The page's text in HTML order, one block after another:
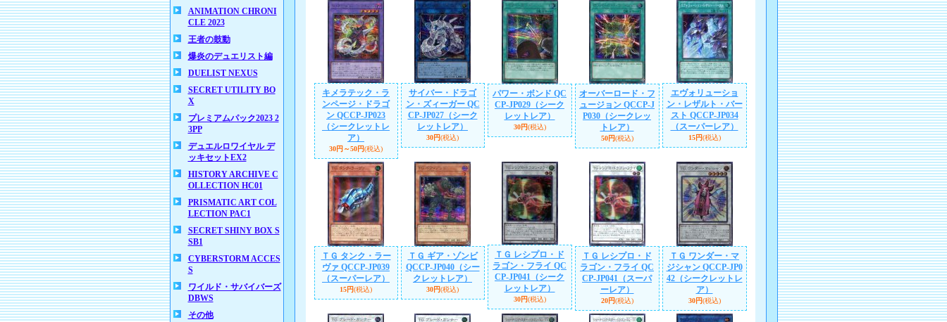
ANIMATION CHRONI
CLE 2023
王者の鼓動
爆炎のデュエリスト編
DUELIST NEXUS
SECRET UTILITY BO
X
プレミアムパック2023 2
3PP
デュエルロワイヤル デ
ッキセットEX2
HISTORY ARCHIVE C
OLLECTION HC01
PRISMATIC ART COL
LECTION PAC1
SECRET SHINY BOX S
SB1
CYBERSTORM ACCES
S
ワイルド・サバイバーズ
DBWS
その他
キメラテック・ラ
ンページ・ドラゴ
ン QCCP-JP023
（シークレットレ
ア）
30円～50円(税込)
サイバー・ドラゴ
ン・ズィーガー QC
CP-JP027（シーク
レットレア）
30円(税込)
パワー・ボンド QC
CP-JP029（シーク
レットレア）
30円(税込)
オーバーロード・フ
ュージョン QCCP-J
P030（シークレッ
トレア）
50円(税込)
エヴォリューショ
ン・レザルト・バー
スト QCCP-JP034
（スーパーレア）
15円(税込)
ＴＧ タンク・ラー
ヴァ QCCP-JP039
（スーパーレア）
15円(税込)
ＴＧ ギア・ゾンビ
QCCP-JP040（シー
クレットレア）
30円(税込)
ＴＧ レシプロ・ド
ラゴン・フライ QC
CP-JP041（シーク
レットレア）
30円(税込)
ＴＧ レシプロ・ド
ラゴン・フライ QC
CP-JP041（スーパ
ーレア）
20円(税込)
ＴＧ ワンダー・マ
ジシャン QCCP-JP0
42（シークレットレ
ア）
30円(税込)